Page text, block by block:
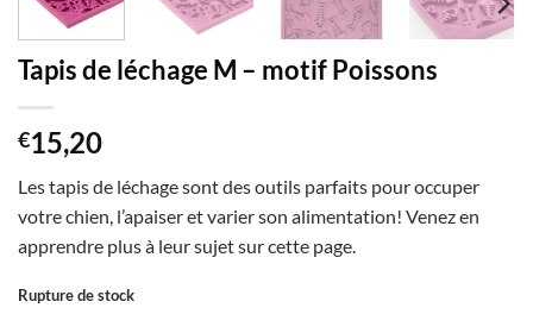
Tapis de léchage M – motif Poissons
€15,20
Les tapis de léchage sont des outils parfaits pour occuper
votre chien, l’apaiser et varier son alimentation! Venez en
apprendre plus à leur sujet sur cette page.
Rupture de stock